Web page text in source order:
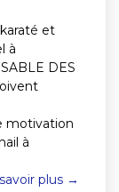
et
à
DES
motivation
à
plus →